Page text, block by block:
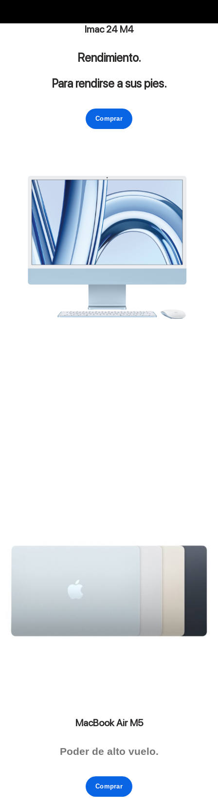
Imac 24 M4
Rendimiento.
Para rendirse a sus pies.
Comprar
MacBook Air M5
Poder de alto vuelo.
Comprar